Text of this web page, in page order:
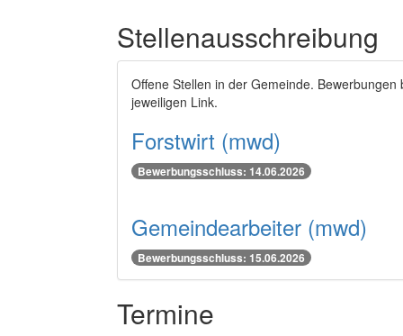
Stellenausschreibung
Offene Stellen in der Gemeinde.
jeweiligen Link.
Forstwirt (mwd)
Bewerbungsschluss: 14.06.2026
Gemeindearbeiter (mwd)
Bewerbungsschluss: 15.06.2026
Termine